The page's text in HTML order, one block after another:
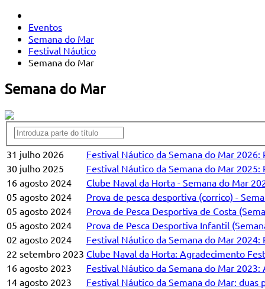
Eventos
Semana do Mar
Festival Náutico
Semana do Mar
Semana do Mar
31 julho 2026
Festival Náutico da Semana do Mar 2026:
30 julho 2025
Festival Náutico da Semana do Mar 2025:
16 agosto 2024
Clube Naval da Horta - Semana do Mar
05 agosto 2024
Prova de pesca desportiva (corrico) -
05 agosto 2024
Prova de Pesca Desportiva de Costa
05 agosto 2024
Prova de Pesca Desportiva Infantil
02 agosto 2024
Festival Náutico da Semana do Mar 2024:
22 setembro 2023 Clube Naval da Horta: Agradecimento
16 agosto 2023
Festival Náutico da Semana do Mar
14 agosto 2023
Festival Náutico da Semana do Mar: